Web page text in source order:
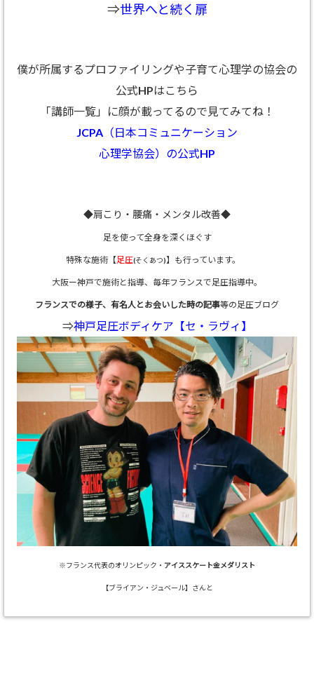
⇒世界へと続く扉
僕が所属するプロファイリングや子育て心理学の協会の
公式HPはこちら
「講師一覧」に顔が載ってるので見てみてね！
JCPA（日本コミュニケーション
心理学協会）の公式HP
◆肩こり・腰痛・メンタル改善◆
足を使って全身を深くほぐす
特殊な施術【足圧(そくあつ)】も行っています。
大阪ー神戸で施術と指導、 毎年フランスで足圧指導中。
フランスでの様子、有名人とお会いした時の記事等の足圧ブログ
⇒神戸足圧ボディケア【セ・ラヴィ】
※フランス代表のオリンピック・ アイススケート金メダリスト
【ブライアン・ジュベール】さんと